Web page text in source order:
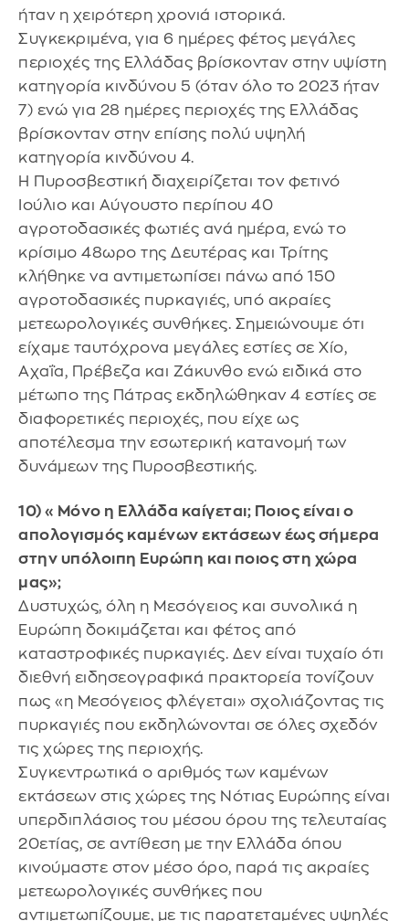
ήταν η χειρότερη χρονιά ιστορικά.
Συγκεκριμένα, για 6 ημέρες φέτος μεγάλες
περιοχές της Ελλάδας βρίσκονταν στην υψίστη
κατηγορία κινδύνου 5 (όταν όλο το 2023 ήταν
7) ενώ για 28 ημέρες περιοχές της Ελλάδας
βρίσκονταν στην επίσης πολύ υψηλή
κατηγορία κινδύνου 4.
Η Πυροσβεστική διαχειρίζεται τον φετινό
Ιούλιο και Αύγουστο περίπου 40
αγροτοδασικές φωτιές ανά ημέρα, ενώ το
κρίσιμο 48ωρο της Δευτέρας και Τρίτης
κλήθηκε να αντιμετωπίσει πάνω από 150
αγροτοδασικές πυρκαγιές, υπό ακραίες
μετεωρολογικές συνθήκες. Σημειώνουμε ότι
είχαμε ταυτόχρονα μεγάλες εστίες σε Χίο,
Αχαΐα, Πρέβεζα και Ζάκυνθο ενώ ειδικά στο
μέτωπο της Πάτρας εκδηλώθηκαν 4 εστίες σε
διαφορετικές περιοχές, που είχε ως
αποτέλεσμα την εσωτερική κατανομή των
δυνάμεων της Πυροσβεστικής.
10) «Μόνο η Ελλάδα καίγεται; Ποιος είναι ο
απολογισμός καμένων εκτάσεων έως σήμερα
στην υπόλοιπη Ευρώπη και ποιος στη χώρα
μας»;
Δυστυχώς, όλη η Μεσόγειος και συνολικά η
Ευρώπη δοκιμάζεται και φέτος από
καταστροφικές πυρκαγιές. Δεν είναι τυχαίο ότι
διεθνή ειδησεογραφικά πρακτορεία τονίζουν
πως «η Μεσόγειος φλέγεται» σχολιάζοντας τις
πυρκαγιές που εκδηλώνονται σε όλες σχεδόν
τις χώρες της περιοχής.
Συγκεντρωτικά ο αριθμός των καμένων
εκτάσεων στις χώρες της Νότιας Ευρώπης είναι
υπερδιπλάσιος του μέσου όρου της τελευταίας
20ετίας, σε αντίθεση με την Ελλάδα όπου
κινούμαστε στον μέσο όρο, παρά τις ακραίες
μετεωρολογικές συνθήκες που
αντιμετωπίζουμε, με τις παρατεταμένες υψηλές